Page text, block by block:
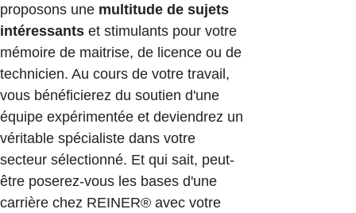
proposons une multitude de sujets
intéressants et stimulants pour votre
mémoire de maitrise, de licence ou de
technicien. Au cours de votre travail,
vous bénéficierez du soutien d'une
équipe expérimentée et deviendrez un
véritable spécialiste dans votre
secteur sélectionné. Et qui sait, peut-
être poserez-vous les bases d'une
carrière chez REINER® avec votre